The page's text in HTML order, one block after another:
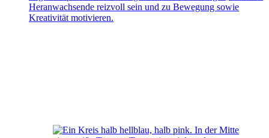
Heranwachsende reizvoll sein und zu Bewegung sowie
Kreativität motivieren.